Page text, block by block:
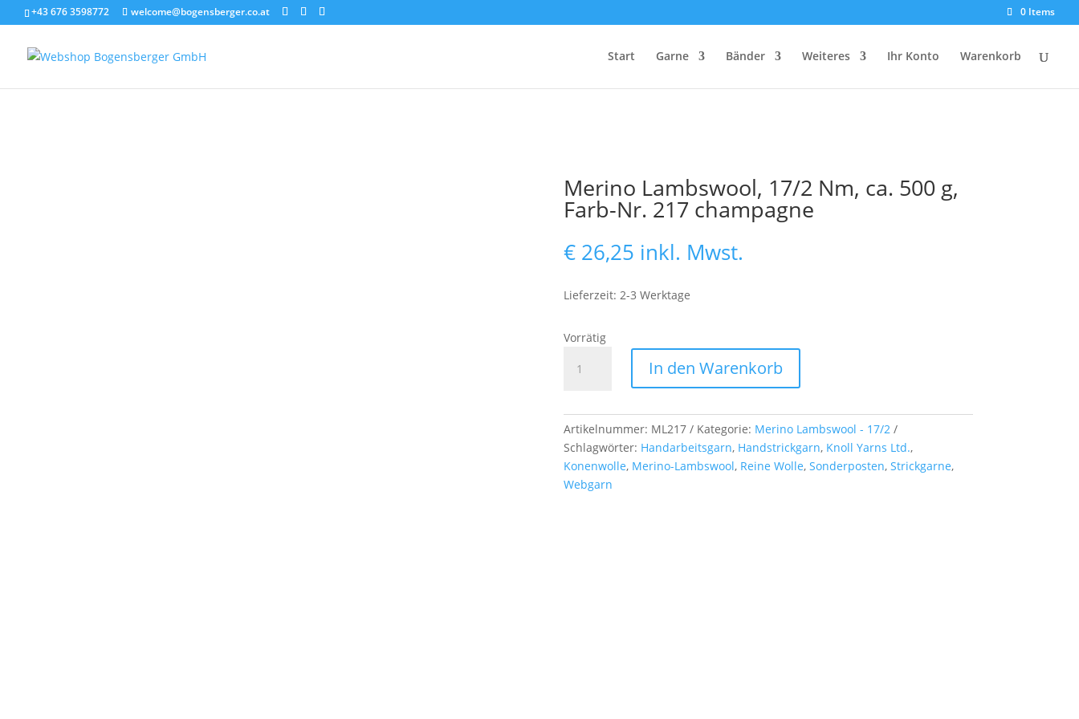
+43 676 3598772 welcome@bogensberger.co.at 0 Items
Start Garne Bänder Weiteres Ihr Konto Warenkorb
Merino Lambswool, 17/2 Nm, ca. 500 g,
Farb-Nr. 217 champagne
€26,25 inkl. Mwst.
Lieferzeit: 2-3 Werktage
Vorrätig
Lambswool,
ca.
500
g,
Farb-
In den Warenkorb
Artikelnummer: ML217 Kategorie: Merino Lambswool - 17/2
Schlagwörter: Handarbeitsgarn, Handstrickgarn, Knoll Yarns Ltd.,
Konenwolle, Merino-Lambswool, Reine Wolle, Sonderposten, Strickgarne,
Webgarn